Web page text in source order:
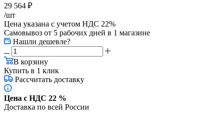
29 564 ₽
/шт
Цена указана с учетом НДС 22%
Самовывоз от 5 рабочих дней в 1 магазине
Нашли дешевле?
В корзину
Купить в 1 клик
Рассчитать доставку
Цена с НДС 22 %
Доставка по всей России